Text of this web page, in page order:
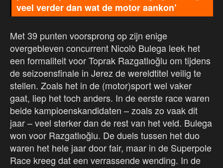
veel verder dan wat de motor aankon’
Met 39 punten voorsprong op zijn enige
overgebleven concurrent Nicolò Bulega leek het
een formaliteit voor Toprak Razgatlıoğlu om tijdens
de seizoensfinale in Jerez de wereldtitel veilig te
stellen. Zoals het in de (motor)sport wel vaker
gaat, liep het toch anders. In de eerste race waren
beide kampioenskandidaten – zoals zo vaak dit
jaar – veel sterker dan de rest van het veld. Bulega
won voor Razgatlıoğlu. De duels tussen het duo
waren het hele jaar door fair, maar in de Superpole
Race kreeg dat een verrassende wending. In de